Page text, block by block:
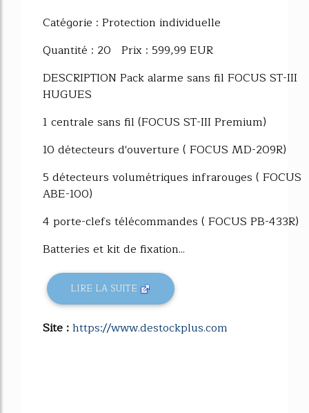
Catégorie : Protection individuelle
Quantité : 20 Prix : 599,99 EUR
DESCRIPTION Pack alarme sans fil FOCUS ST-III
HUGUES
1 centrale sans fil (FOCUS ST-III Premium)
10 détecteurs d'ouverture ( FOCUS MD-209R)
5 détecteurs volumétriques infrarouges ( FOCUS
ABE-100)
4 porte-clefs télécommandes ( FOCUS PB-433R)
Batteries et kit de fixation...
LIRE LA SUITE
Site :https://www.destockplus.com